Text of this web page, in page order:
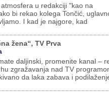
u redakciji "kao na
bi rekao kolega Tončić,
I kad je najgore, kad
žena“, TV Prva
daljinski, promenite kanal –
zgražavanja nad TV
da laka zabava i